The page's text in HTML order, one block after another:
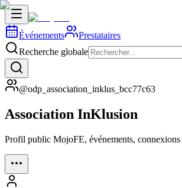
Événements
Prestataires
Recherche globale
@odp_association_inklus_bcc77c63
Association InKlusion
Profil public MojoFE, événements, connexions